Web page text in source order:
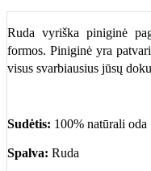
Ruda vyriška piniginė
formos. Piniginė yra
visus svarbiausius jūsų
Sudėtis: 100% natūrali oda
Spalva: Ruda